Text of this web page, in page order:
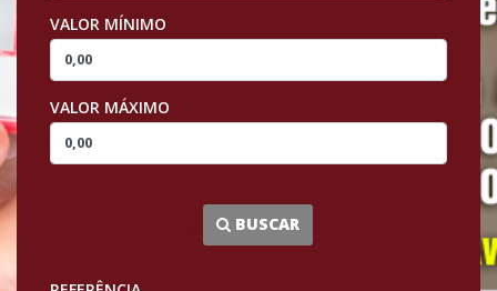
VALOR MÍNIMO
VALOR MÁXIMO
BUSCAR